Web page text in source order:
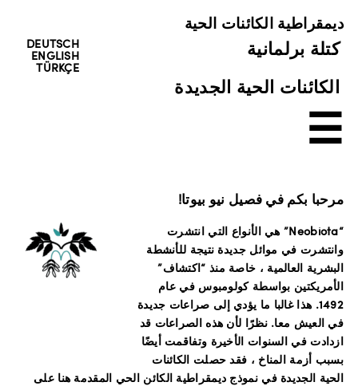
ديمقراطية الكائنات الحية
كتلة برلمانية
الكائنات الحية الجديدة
☰
DEUTSCH
ENGLISH
TÜRKÇE
مرحبا بكم في فصيل نيو بيوتا!
“Neobiota” هي الأنواع التي انتشرت
وانتشرت في موائل جديدة نتيجة للأنشطة
البشرية العالمية ، خاصة منذ “اكتشاف”
الأمريكتين بواسطة كولومبوس في عام
1492. هذا غالبا ما يؤدي إلى صراعات جديدة
في العيش معا. نظرًا لأن هذه الصراعات قد
ازدادت في السنوات الأخيرة وتفاقمت أيضًا
بسبب أزمة المناخ ، فقد حصلت الكائنات
الحية الجديدة في نموذج ديمقراطية الكائن الحي المقدمة هنا على